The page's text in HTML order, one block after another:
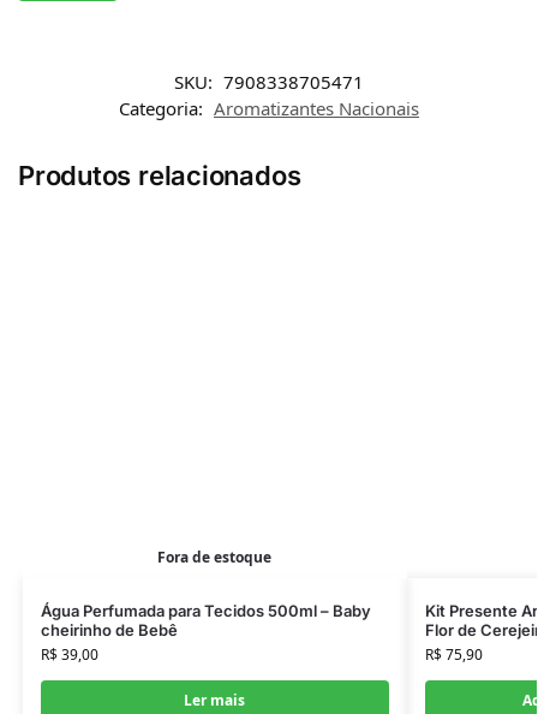
SKU: 7908338705471
Categoria: Aromatizantes Nacionais
Produtos relacionados
Fora de estoque
Água Perfumada para Tecidos 500ml – Baby
cheirinho de Bebê
R$39,00
Ler mais
Kit Presente
Flor de
R$75,90